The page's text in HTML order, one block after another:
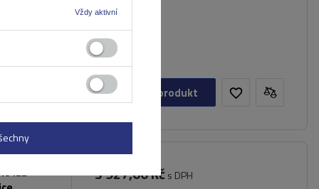
Zobrazit produkt
3 927,00 Kč s DPH
Vždy aktivní